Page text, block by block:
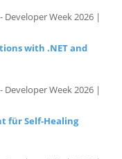
with .NET and
für Self-Healing